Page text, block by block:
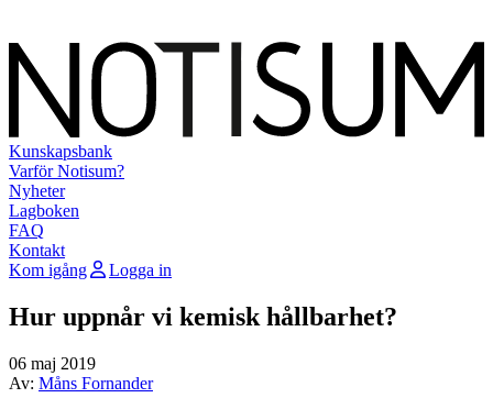
Kunskapsbank
Varför Notisum?
Nyheter
Lagboken
FAQ
Kontakt
Kom igång
Logga in
Hur uppnår vi kemisk hållbarhet?
06 maj 2019
Av: Måns Fornander